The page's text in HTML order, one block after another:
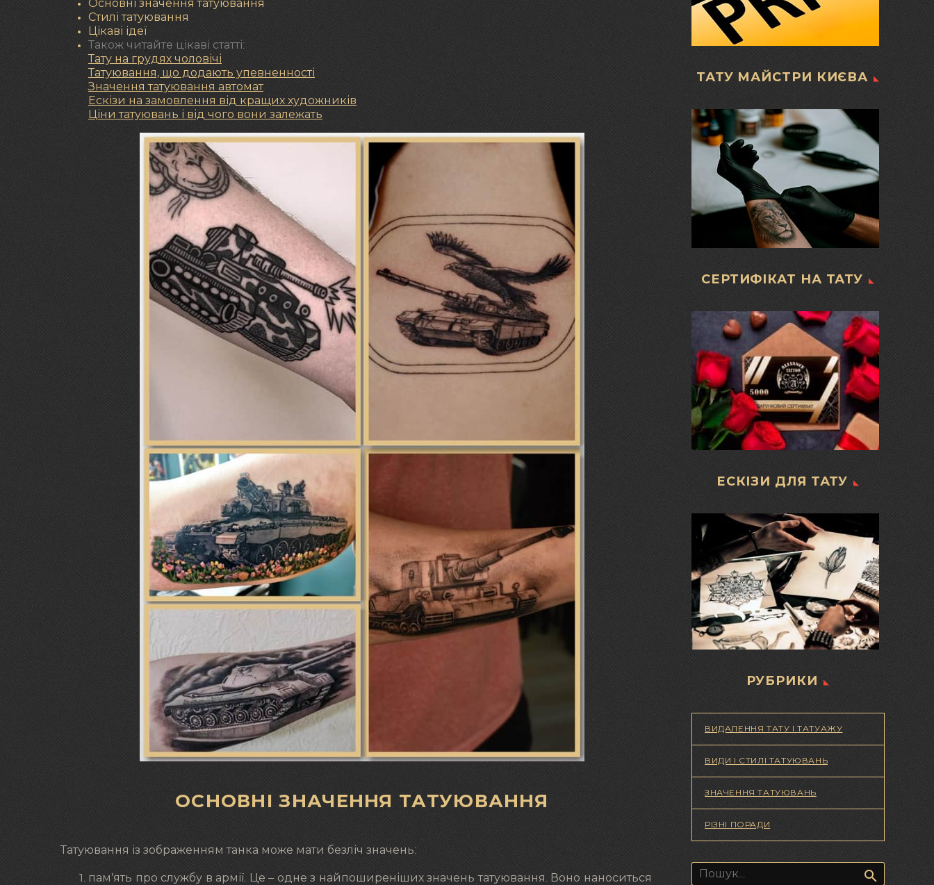
Основні значення татуювання
Стилі татуювання
Цікаві ідеї
Також читайте цікаві статті:
Тату на грудях чоловічі
Татуювання, що додають упевненності
Значення татуювання автомат
Ескізи на замовлення від кращих художників
Ціни татуювань і від чого вони залежать
ОСНОВНІ ЗНАЧЕННЯ ТАТУЮВАННЯ
Татуювання із зображенням танка може мати безліч значень:
пам’ять про службу в армії. Це – одне з найпоширеніших значень татуювання. Воно наноситься
ТАТУ МАЙСТРИ КИЄВА
СЕРТИФІКАТ НА ТАТУ
ЕСКІЗИ ДЛЯ ТАТУ
РУБРИКИ
ВИДАЛЕННЯ ТАТУ І ТАТУАЖУ
ВИДИ І СТИЛІ ТАТУЮВАНЬ
ЗНАЧЕННЯ ТАТУЮВАНЬ
РІЗНІ ПОРАДИ
Пошук: